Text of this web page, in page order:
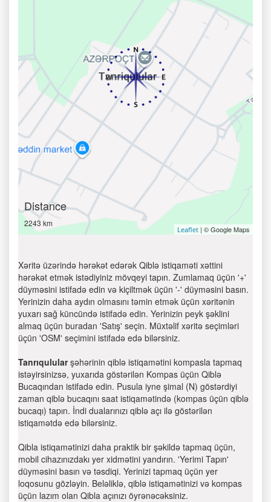
Distance
2243 km
Leaflet | © Google Maps
Xəritə üzərində hərəkət edərək Qiblə istiqaməti xəttini
hərəkət etmək istədiyiniz mövqeyi tapın. Zumlamaq üçün '+'
düyməsini istifadə edin və kiçiltmək üçün '-' düyməsini basın.
Yerinizin daha aydın olmasını təmin etmək üçün xəritənin
yuxarı sağ küncündə istifadə edin. Yerinizin peyk şəklini
almaq üçün buradan 'Satış' seçin. Müxtəlif xəritə seçimləri
üçün 'OSM' seçimini istifadə edə bilərsiniz.
Tanrıqulularşəhərinin qiblə istiqamətini kompasla tapmaq
istəyirsinizsə, yuxarıda göstərilən Kompas üçün Qiblə
Bucaqından istifadə edin. Pusula iyne şimal (N) göstərdiyi
zaman qiblə bucaqını saat istiqamətində (kompas üçün qiblə
bucaqı) tapın. İndi dualarınızı qiblə açı ilə göstərilən
istiqamətdə edə bilərsiniz.
Qibla istiqamətinizi daha praktik bir şəkildə tapmaq üçün,
mobil cihazınızdakı yer xidmətini yandırın. 'Yerimi Tapın'
düyməsini basın və təsdiqi. Yerinizi tapmaq üçün yer
loqosunu gözləyin. Beləliklə, qiblə istiqamətinizi və kompas
üçün lazım olan Qibla açınızı öyrənəcəksiniz.